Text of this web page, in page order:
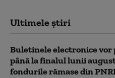
Ultimele știri
Buletinele electronice
până la finalul lunii
fondurile rămase din